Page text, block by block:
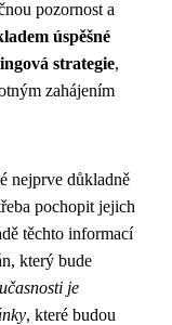
pozornost a
úspěšné
strategie,
zahájením
nejprve důkladně
pochopit jejich
těchto informací
který bude
je
, které budou